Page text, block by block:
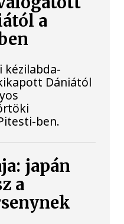
a
kézilabda-
Dániától
ben.
japán
a